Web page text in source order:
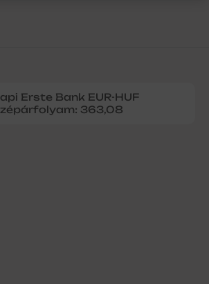
Erste Bank EUR-HUF
363,08